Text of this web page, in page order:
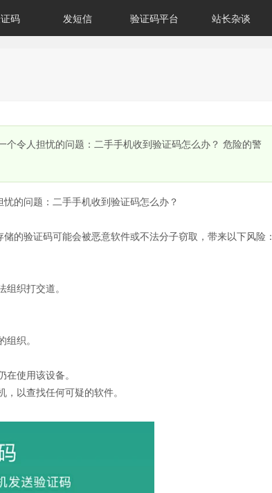
码 发短信 验证码平台 站长杂谈
令人担忧的问题：二手手机收到验证码怎么办？ 危险的警
的问题：二手手机收到验证码怎么办？
的验证码可能会被恶意软件或不法分子窃取，带来以下风险：
织打交道。
织。
使用该设备。
以查找任何可疑的软件。